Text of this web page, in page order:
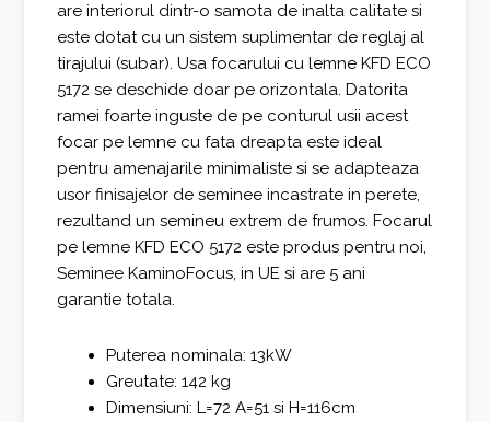
are interiorul dintr-o samota de inalta calitate si
este dotat cu un sistem suplimentar de reglaj al
tirajului (subar). Usa focarului cu lemne KFD ECO
5172 se deschide doar pe orizontala. Datorita
ramei foarte inguste de pe conturul usii acest
focar pe lemne cu fata dreapta este ideal
pentru amenajarile minimaliste si se adapteaza
usor finisajelor de seminee incastrate in perete,
rezultand un semineu extrem de frumos. Focarul
pe lemne KFD ECO 5172 este produs pentru noi,
Seminee KaminoFocus, in UE si are 5 ani
garantie totala.
Puterea nominala: 13kW
Greutate: 142 kg
Dimensiuni: L=72 A=51 si H=116cm